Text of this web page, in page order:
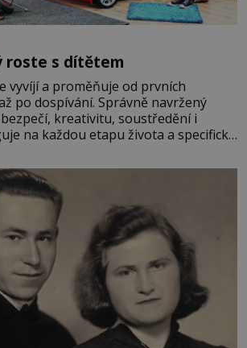
roste s dítětem
vyvíjí a proměňuje od prvních
po dospívání. Správně navržený
kreativitu, soustředění i
na každou etapu života a specifické
proto by pokoj miminka měl působit
útulně. Předškolní věk je